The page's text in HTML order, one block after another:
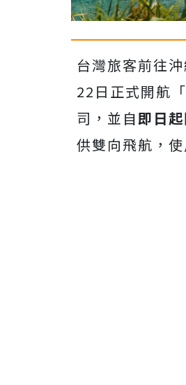
台灣旅客前往
22日正式開航
司，並自即日
供雙向飛航，